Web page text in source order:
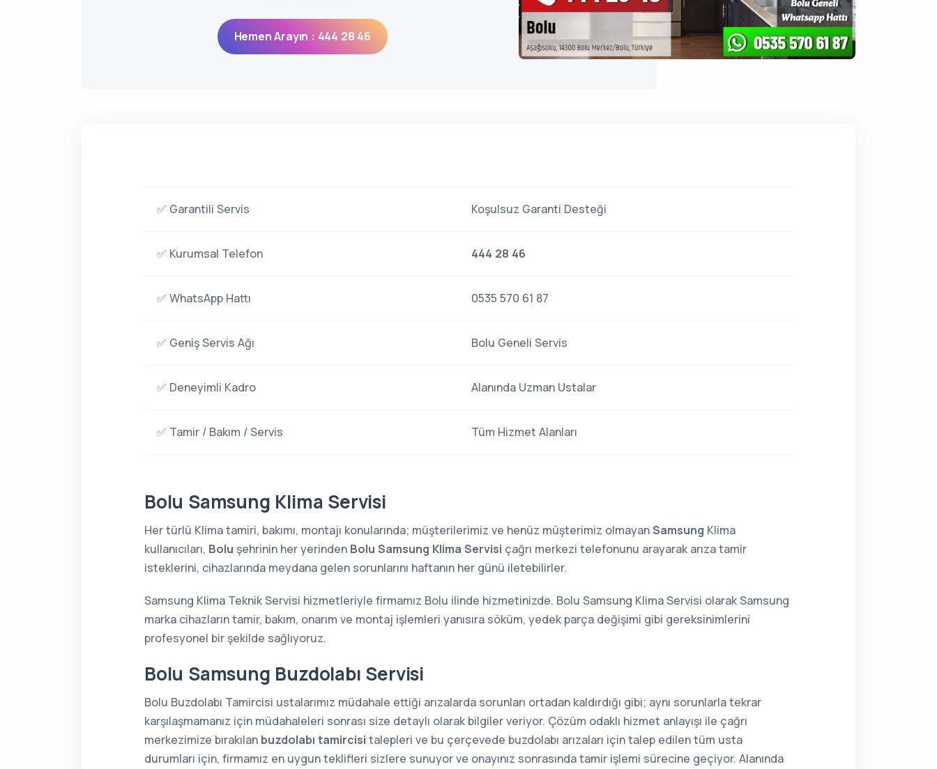
Hemen Arayın : 444 28 46
✅ Garantili Servis Koşulsuz Garanti Desteği
✅ Kurumsal Telefon 444 28 46
✅ WhatsApp Hattı 0535 570 61 87
✅ Geniş Servis Ağı Bolu Geneli Servis
✅ Deneyimli Kadro Alanında Uzman Ustalar
✅ Tamir / Bakım / Servis Tüm Hizmet Alanları
Bolu Samsung Klima Servisi
Her türlü Klima tamiri, bakımı, montajı konularında; müşterilerimiz ve henüz müşterimiz olmayanSamsung Klima
kullanıcıları, Bolu şehrinin her yerinden Bolu Samsung Klima Servisi çağrı merkezi telefonunu arayarak arıza tamir
isteklerini, cihazlarında meydana gelen sorunlarını haftanın her günü iletebilirler.
Samsung Klima Teknik Servisi hizmetleriyle firmamız Bolu ilinde hizmetinizde. Bolu Samsung Klima Servisi olarak Samsung
marka cihazların tamir, bakım, onarım ve montaj işlemleri yanısıra söküm, yedek parça değişimi gibi gereksinimlerini
profesyonel bir şekilde sağlıyoruz.
Bolu Samsung Buzdolabı Servisi
Bolu Buzdolabı Tamircisi ustalarımız müdahale ettiği arızalarda sorunları ortadan kaldırdığı gibi; aynı sorunlarla tekrar
karşılaşmamanız için müdahaleleri sonrası size detaylı olarak bilgiler veriyor. Çözüm odaklı hizmet anlayışı ile çağrı
merkezimize bırakılan buzdolabı tamircisi talepleri ve bu çerçevede buzdolabı arızaları için talep edilen tüm usta
durumları için, firmamız en uygun teklifleri sizlere sunuyor ve onayınız sonrasında tamir işlemi sürecine geçiyor. Alanında